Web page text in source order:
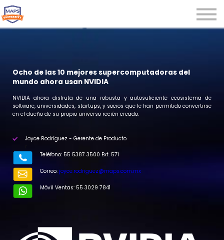
Seminarios
Iniciar sesión
Ocho de las 10 mejores supercomputadoras del
mundo ahora usan NVIDIA
NVIDIA ahora disfruta de una robusta y autosuficiente ecosistema de
software, universidades, startups, y socios que le han permitido convertirse
en el dueño de su propio universo recién creado.
Joyce Rodríguez - Gerente de Producto
Teléfono: 55 5387 3500 Ext. 571
Correo: joyce.rodriguez@maps.com.mx
Móvil Ventas: 55 3029 7841